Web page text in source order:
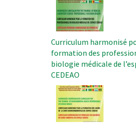
Curriculum harmonisé
formation des
biologie médicale de
CEDEAO
Image